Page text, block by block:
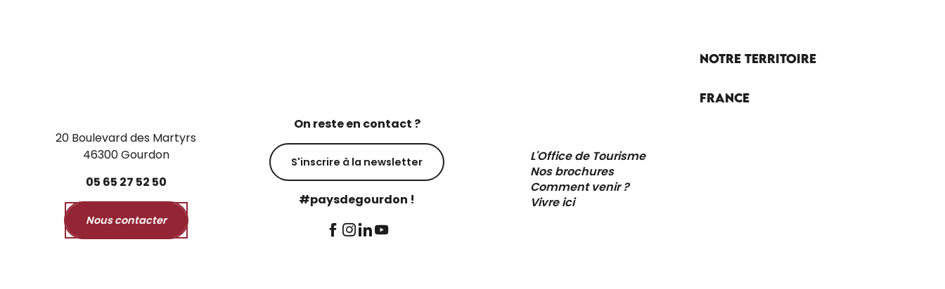
20 Boulevard des Martyrs
46300 Gourdon
05 65 27 52 50
Nous contacter
On reste en contact ?
S'inscrire à la newsletter
#paysdegourdon !
L'Office de Tourisme
Nos brochures
Comment venir ?
Vivre ici
Notre territoire
France